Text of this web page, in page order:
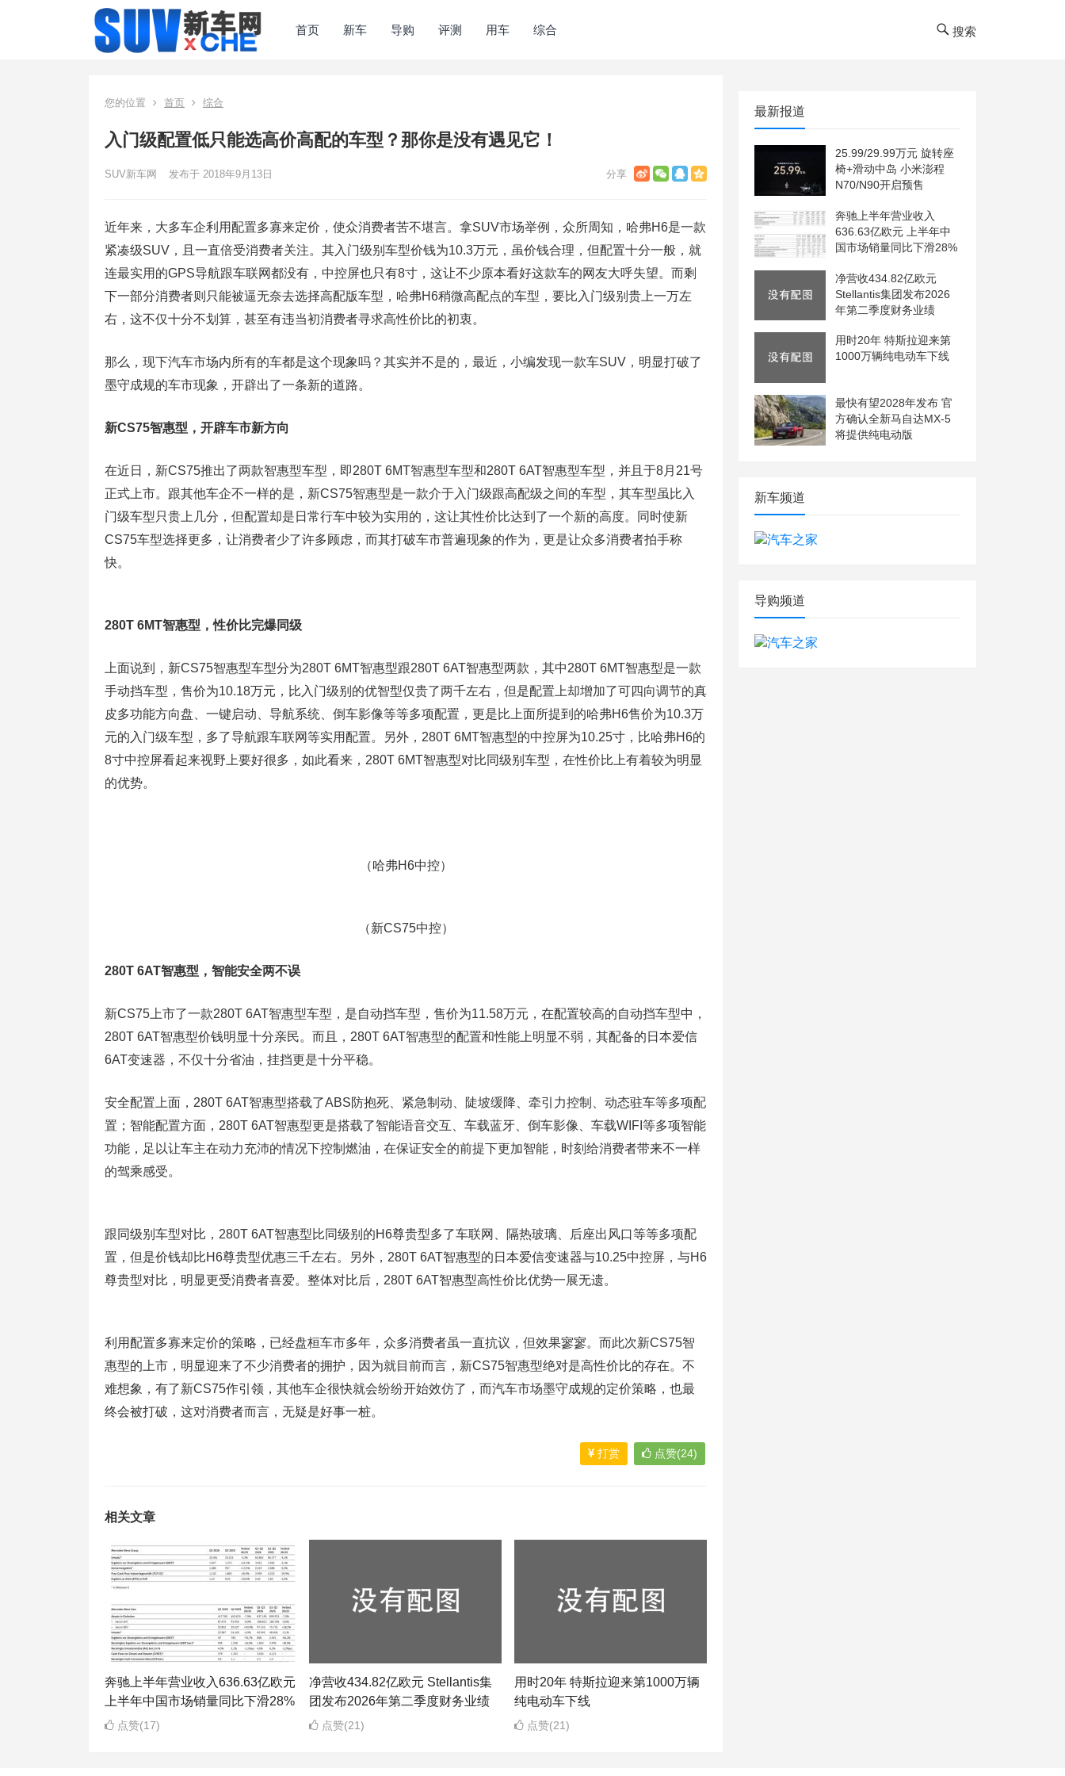
首页 新车 导购 评测 用车 综合 搜索
您的位置 首页 综合
入门级配置低只能选高价高配的车型？那你是没有遇见它！
SUV新车网 发布于 2018年9月13日
近年来，大多车企利用配置多寡来定价，使众消费者苦不堪言。拿SUV市场举例，众所周知，哈弗H6是一款
紧凑级SUV，且一直倍受消费者关注。其入门级别车型价钱为10.3万元，虽价钱合理，但配置十分一般，就
连最实用的GPS导航跟车联网都没有，中控屏也只有8寸，这让不少原本看好这款车的网友大呼失望。而剩
下一部分消费者则只能被逼无奈去选择高配版车型，哈弗H6稍微高配点的车型，要比入门级别贵上一万左
右，这不仅十分不划算，甚至有违当初消费者寻求高性价比的初衷。
那么，现下汽车市场内所有的车都是这个现象吗？其实并不是的，最近，小编发现一款车SUV，明显打破了
墨守成规的车市现象，开辟出了一条新的道路。
新CS75智惠型，开辟车市新方向
在近日，新CS75推出了两款智惠型车型，即280T 6MT智惠型车型和280T 6AT智惠型车型，并且于8月21号
正式上市。跟其他车企不一样的是，新CS75智惠型是一款介于入门级跟高配级之间的车型，其车型虽比入
门级车型只贵上几分，但配置却是日常行车中较为实用的，这让其性价比达到了一个新的高度。同时使新
CS75车型选择更多，让消费者少了许多顾虑，而其打破车市普遍现象的作为，更是让众多消费者拍手称
快。
280T 6MT智惠型，性价比完爆同级
上面说到，新CS75智惠型车型分为280T 6MT智惠型跟280T 6AT智惠型两款，其中280T 6MT智惠型是一款
手动挡车型，售价为10.18万元，比入门级别的优智型仅贵了两千左右，但是配置上却增加了可四向调节的真
皮多功能方向盘、一键启动、导航系统、倒车影像等等多项配置，更是比上面所提到的哈弗H6售价为10.3万
元的入门级车型，多了导航跟车联网等实用配置。另外，280T 6MT智惠型的中控屏为10.25寸，比哈弗H6的
8寸中控屏看起来视野上要好很多，如此看来，280T 6MT智惠型对比同级别车型，在性价比上有着较为明显
的优势。
（哈弗H6中控）
（新CS75中控）
280T 6AT智惠型，智能安全两不误
新CS75上市了一款280T 6AT智惠型车型，是自动挡车型，售价为11.58万元，在配置较高的自动挡车型中，
280T 6AT智惠型价钱明显十分亲民。而且，280T 6AT智惠型的配置和性能上明显不弱，其配备的日本爱信
6AT变速器，不仅十分省油，挂挡更是十分平稳。
安全配置上面，280T 6AT智惠型搭载了ABS防抱死、紧急制动、陡坡缓降、牵引力控制、动态驻车等多项配
置；智能配置方面，280T 6AT智惠型更是搭载了智能语音交互、车载蓝牙、倒车影像、车载WIFI等多项智能
功能，足以让车主在动力充沛的情况下控制燃油，在保证安全的前提下更加智能，时刻给消费者带来不一样
的驾乘感受。
跟同级别车型对比，280T 6AT智惠型比同级别的H6尊贵型多了车联网、隔热玻璃、后座出风口等等多项配
置，但是价钱却比H6尊贵型优惠三千左右。另外，280T 6AT智惠型的日本爱信变速器与10.25中控屏，与H6
尊贵型对比，明显更受消费者喜爱。整体对比后，280T 6AT智惠型高性价比优势一展无遗。
利用配置多寡来定价的策略，已经盘桓车市多年，众多消费者虽一直抗议，但效果寥寥。而此次新CS75智
惠型的上市，明显迎来了不少消费者的拥护，因为就目前而言，新CS75智惠型绝对是高性价比的存在。不
难想象，有了新CS75作引领，其他车企很快就会纷纷开始效仿了，而汽车市场墨守成规的定价策略，也最
终会被打破，这对消费者而言，无疑是好事一桩。
打赏 点赞(24)
相关文章
奔驰上半年营业收入636.63亿欧元
上半年中国市场销量同比下滑28%
点赞(17)
净营收434.82亿欧元 Stellantis集
团发布2026年第二季度财务业绩
点赞(21)
用时20年 特斯拉迎来第1000万辆
纯电动车下线
点赞(21)
最新报道
25.99/29.99万元 旋转座
椅+滑动中岛 小米澎程
N70/N90开启预售
奔驰上半年营业收入
636.63亿欧元 上半年中
国市场销量同比下滑28%
净营收434.82亿欧元
Stellantis集团发布2026
年第二季度财务业绩
用时20年 特斯拉迎来第
1000万辆纯电动车下线
最快有望2028年发布 官
方确认全新马自达MX-5
将提供纯电动版
新车频道
导购频道